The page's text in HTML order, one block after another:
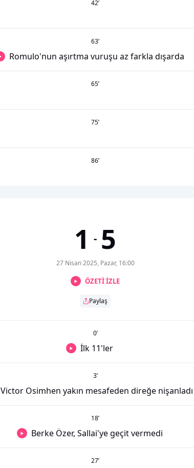
42’
63’
Romulo'nun aşırtma vuruşu az farkla dışarda
65’
75’
86’
1 - 5
27 Nisan 2025, Pazar, 16:00
ÖZETİ İZLE
Paylaş
0’
İlk 11'ler
3’
Victor Osimhen yakın mesafeden direğe nişanladı
18’
Berke Özer, Sallai'ye geçit vermedi
27’